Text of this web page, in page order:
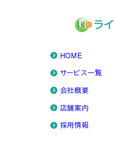
HOME
サービス一覧
会社概要
店舗案内
採用情報